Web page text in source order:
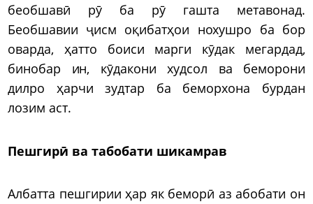
беобшавӣ рӯ ба рӯ гашта метавонад.
Беобшавии ҷисм оқибатҳои нохушро ба бор
оварда, ҳатто боиси марги кӯдак мегардад,
бинобар ин, кӯдакони худсол ва беморони
дилро ҳарчи зудтар ба беморхона бурдан
лозим аст.
Пешгирӣ ва табобати шикамрав
Албатта пешгирии ҳар як беморӣ аз абобати он